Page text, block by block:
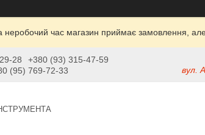
неробочий час магазин приймає замовлення,
28
+380 (93) 315-47-59
(95) 769-72-33
вул.